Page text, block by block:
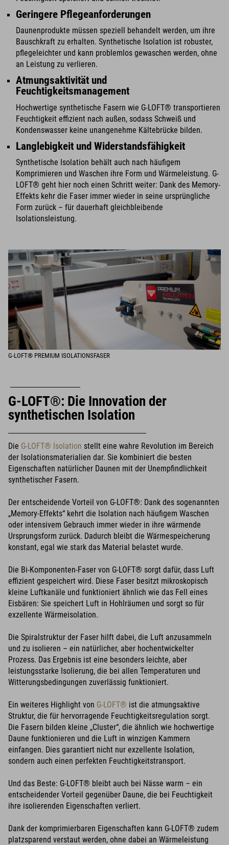
Geringere Pflegeanforderungen
Daunenprodukte müssen speziell behandelt werden, um ihre
Bauschkraft zu erhalten. Synthetische Isolation ist robuster,
pflegeleichter und kann problemlos gewaschen werden, ohne
an Leistung zu verlieren.
Atmungsaktivität und
Feuchtigkeitsmanagement
Hochwertige synthetische Fasern wie G-LOFT® transportieren
Feuchtigkeit effizient nach außen, sodass Schweiß und
Kondenswasser keine unangenehme Kältebrücke bilden.
Langlebigkeit und Widerstandsfähigkeit
Synthetische Isolation behält auch nach häufigem
Komprimieren und Waschen ihre Form und Wärmeleistung. G-
LOFT® geht hier noch einen Schritt weiter: Dank des Memory-
Effekts kehr die Faser immer wieder in seine ursprüngliche
Form zurück – für dauerhaft gleichbleibende
Isolationsleistung.
G-LOFT® PREMIUM ISOLATIONSFASER
G-LOFT®: Die Innovation der
synthetischen Isolation
Die G-LOFT® Isolation stellt eine wahre Revolution im Bereich
der Isolationsmaterialien dar. Sie kombiniert die besten
Eigenschaften natürlicher Daunen mit der Unempfindlichkeit
synthetischer Fasern.
Der entscheidende Vorteil von G-LOFT®: Dank des sogenannten
„Memory-Effekts“ kehrt die Isolation nach häufigem Waschen
oder intensivem Gebrauch immer wieder in ihre wärmende
Ursprungsform zurück. Dadurch bleibt die Wärmespeicherung
konstant, egal wie stark das Material belastet wurde.
Die Bi-Komponenten-Faser von G-LOFT® sorgt dafür, dass Luft
effizient gespeichert wird. Diese Faser besitzt mikroskopisch
kleine Luftkanäle und funktioniert ähnlich wie das Fell eines
Eisbären: Sie speichert Luft in Hohlräumen und sorgt so für
exzellente Wärmeisolation.
Die Spiralstruktur der Faser hilft dabei, die Luft anzusammeln
und zu isolieren – ein natürlicher, aber hochentwickelter
Prozess. Das Ergebnis ist eine besonders leichte, aber
leistungsstarke Isolierung, die bei allen Temperaturen und
Witterungsbedingungen zuverlässig funktioniert.
Ein weiteres Highlight von G-LOFT® ist die atmungsaktive
Struktur, die für hervorragende Feuchtigkeitsregulation sorgt.
Die Fasern bilden kleine „Cluster“, die ähnlich wie hochwertige
Daune funktionieren und die Luft in winzigen Kammern
einfangen. Dies garantiert nicht nur exzellente Isolation,
sondern auch einen perfekten Feuchtigkeitstransport.
Und das Beste: G-LOFT® bleibt auch bei Nässe warm – ein
entscheidender Vorteil gegenüber Daune, die bei Feuchtigkeit
ihre isolierenden Eigenschaften verliert.
Dank der komprimierbaren Eigenschaften kann G-LOFT® zudem
platzsparend verstaut werden, ohne dabei an Wärmeleistung